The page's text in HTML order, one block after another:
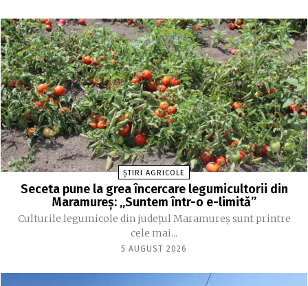
ȘTIRI AGRICOLE
Seceta pune la grea încercare legumicultorii din
Maramureș: „Suntem într-o e-limită”
Culturile legumicole din județul Maramureș sunt printre
cele mai...
5 AUGUST 2026